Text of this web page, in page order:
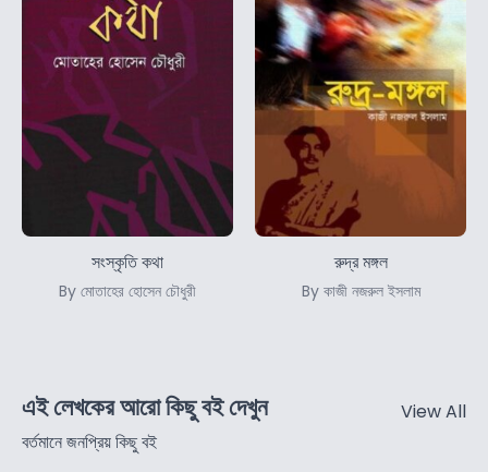
সংস্কৃতি কথা
By মোতাহের হোসেন চৌধুরী
রুদ্র মঙ্গল
By কাজী নজরুল ইসলাম
এই লেখকের আরো কিছু বই দেখুন
বর্তমানে জনপ্রিয় কিছু বই
View All